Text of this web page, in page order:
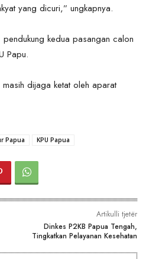
yang dicuri,” ungkapnya.
kedua pasangan calon
Papu.
masih dijaga ketat oleh aparat
Papua KPU Papua
Artikulli tjetër
Dinkes P2KB Papua Tengah,
Tingkatkan Pelayanan Kesehatan